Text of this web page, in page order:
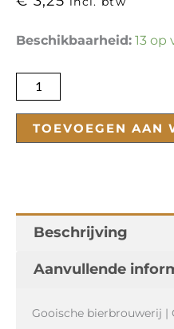
Beschikbaarheid: 13 op
Gooisch
aantal
TOEVOEGEN AAN
Beschrijving
Aanvullende
Gooische bierbrouwerij |